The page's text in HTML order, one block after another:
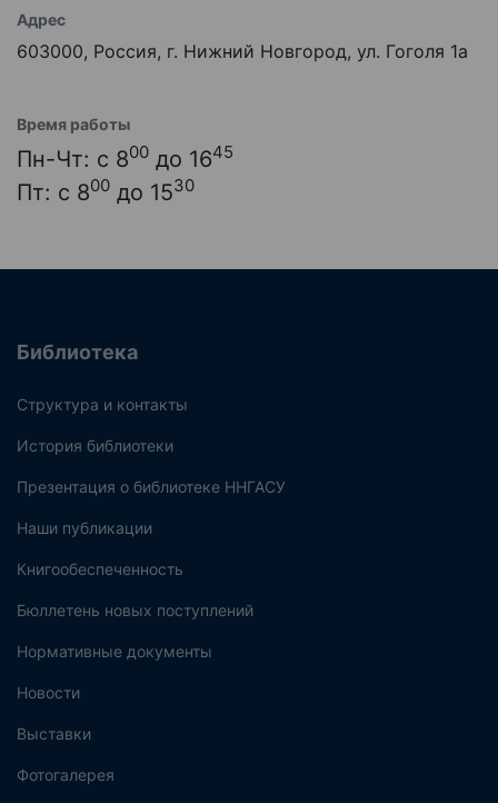
Адрес
603000, Россия, г. Нижний Новгород, ул. Гоголя 1а
Время работы
Пн-Чт: с 800 до 1645
Пт: с 800 до 1530
Библиотека
Структура и контакты
История библиотеки
Презентация о библиотеке ННГАСУ
Наши публикации
Книгообеспеченность
Бюллетень новых поступлений
Нормативные документы
Новости
Выставки
Фотогалерея